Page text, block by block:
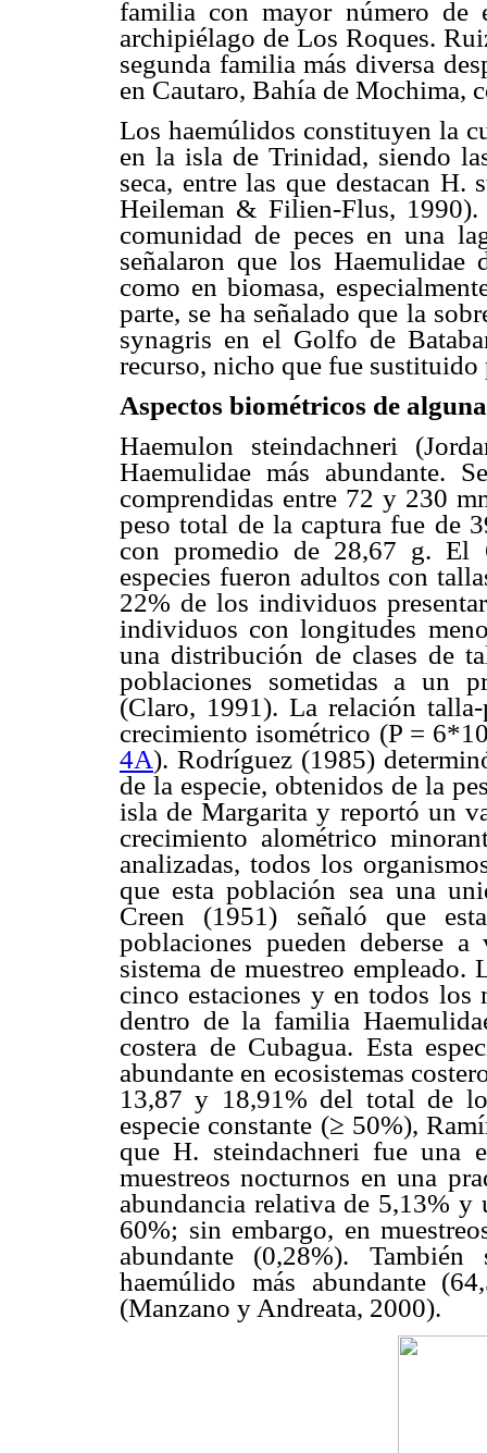
familia con mayor número de
archipiélago de Los Roques.
segunda familia más diversa
en Cautaro, Bahía de Mochima,
Los haemúlidos constituyen la
en la isla de Trinidad, siendo
seca, entre las que destacan
Heileman & Filien-Flus,
comunidad de peces en una
señalaron que los Haemulidae
como en biomasa,
parte, se ha señalado que la
synagris en el Golfo de
recurso, nicho que fue
Aspectos biométricos de
Haemulon steindachneri
Haemulidae más abundante.
comprendidas entre 72 y 230
peso total de la captura fue de
con promedio de 28,67 g. El
especies fueron adultos con
22% de los individuos
individuos con longitudes
una distribución de clases de
poblaciones sometidas a un
(Claro, 1991). La relación
crecimiento isométrico (P =
4A). Rodríguez (1985)
de la especie, obtenidos de la
isla de Margarita y reportó un
crecimiento alométrico
analizadas, todos los
que esta población sea una
Creen (1951) señaló que
poblaciones pueden deberse
sistema de muestreo
cinco estaciones y en todos los
dentro de la familia
costera de Cubagua. Esta
abundante en ecosistemas
13,87 y 18,91% del total de
especie constante (≥ 50%),
que H. steindachneri fue una
muestreos nocturnos en una
abundancia relativa de 5,13%
60%; sin embargo, en
abundante (0,28%).
haemúlido más abundante
(Manzano y Andreata, 2000).